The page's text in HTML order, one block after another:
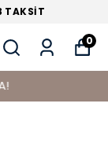
TAKSİT
0